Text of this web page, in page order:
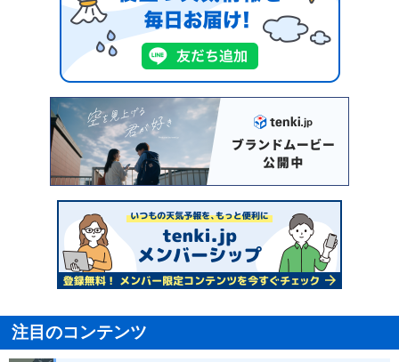
注目のコンテンツ